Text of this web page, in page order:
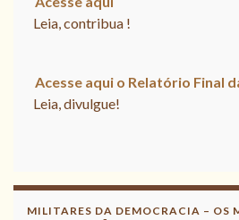
Acesse aqui o
Leia,
MILITARES DA DEMOCRACIA – OS